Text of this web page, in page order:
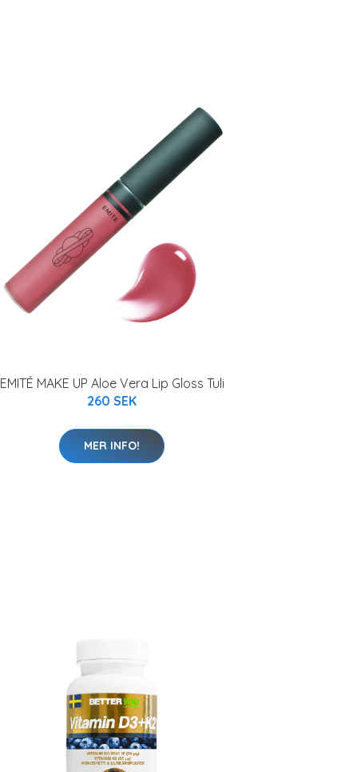
EMITÉ MAKE UP Aloe Vera Lip Gloss Tuli
260 SEK
MER INFO!